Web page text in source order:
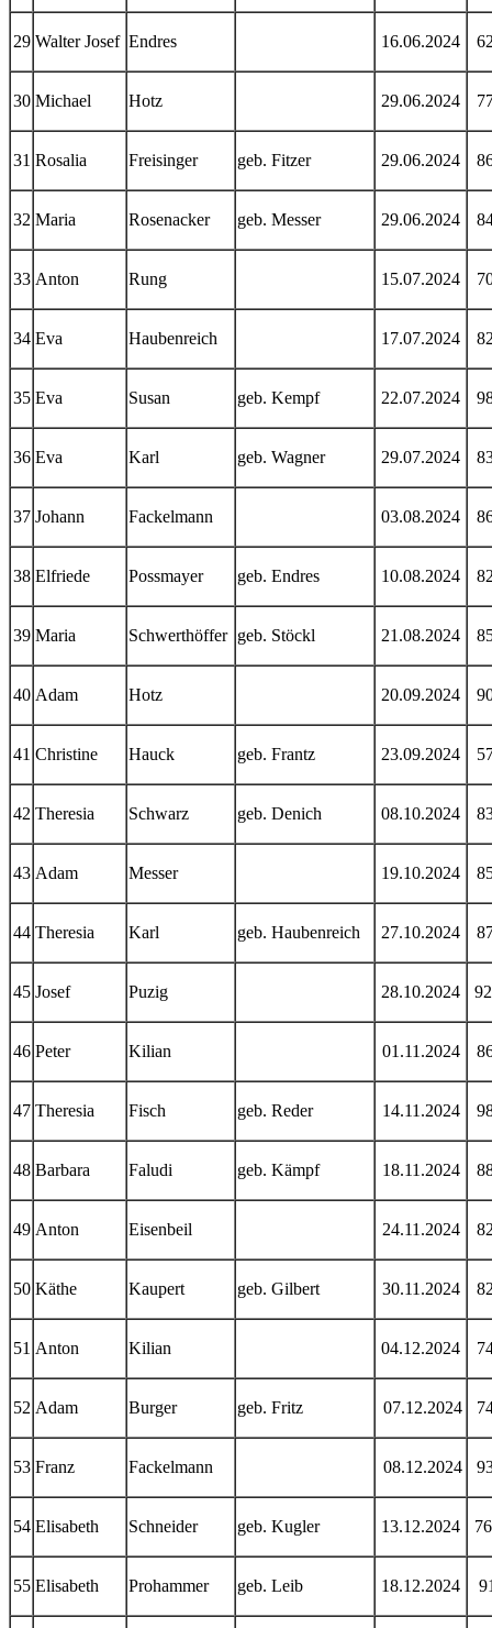
29 Walter Josef Endres 16.06.2024
30 Michael Hotz 29.06.2024
31 Rosalia Freisinger geb. Fitzer 29.06.2024
32 Maria Rosenacker geb. Messer 29.06.2024
33 Anton Rung 15.07.2024
34 Eva Haubenreich 17.07.2024
35 Eva Susan geb. Kempf 22.07.2024
36 Eva Karl geb. Wagner 29.07.2024
37 Johann Fackelmann 03.08.2024
38 Elfriede Possmayer geb. Endres 10.08.2024
39 Maria Schwerthöffer geb. Stöckl 21.08.2024
40 Adam Hotz 20.09.2024
41 Christine Hauck geb. Frantz 23.09.2024
42 Theresia Schwarz geb. Denich 08.10.2024
43 Adam Messer 19.10.2024
44 Theresia Karl geb. Haubenreich 27.10.2024
45 Josef Puzig 28.10.2024
46 Peter Kilian 01.11.2024
47 Theresia Fisch geb. Reder 14.11.2024
48 Barbara Faludi geb. Kämpf 18.11.2024
49 Anton Eisenbeil 24.11.2024
50 Käthe Kaupert geb. Gilbert 30.11.2024
51 Anton Kilian 04.12.2024
52 Adam Burger geb. Fritz 07.12.2024
53 Franz Fackelmann 08.12.2024
54 Elisabeth Schneider geb. Kugler 13.12.2024
55 Elisabeth Prohammer geb. Leib 18.12.2024